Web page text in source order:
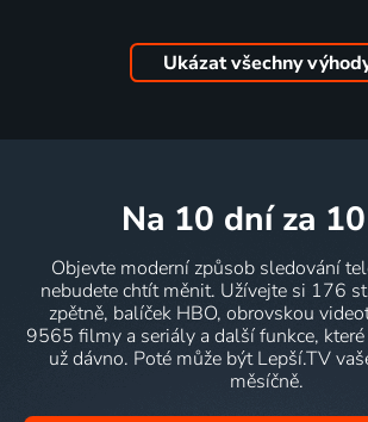
Ukázat všechny
na 10 dní za
Objevte moderní způsob sledování
nebudete chtít měnit. Užívejte si 176
zpětně, balíček HBO, obrovskou
9565 filmy a seriály a další funkce,
už dávno. Poté může být Lepší.TV
měsíčně.